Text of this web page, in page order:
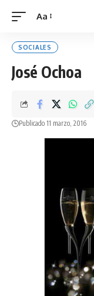
Font
Aa
SOCIALES
José Ochoa
Publicado 11 marzo, 2016